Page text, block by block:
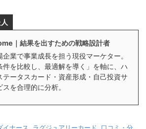
｜結果を出すための戦略設計者
企業で事業成長を担う現役マーケター。
件を比較し、最適解を導く」を軸に、ハ
テータスカード・資産形成・自己投資サ
スを合理的に分析。
イナース ラグジュアリーカード
口コミ・分